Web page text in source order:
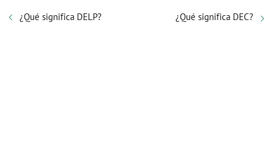
¿Qué significa DELP? ¿Qué significa DEC?